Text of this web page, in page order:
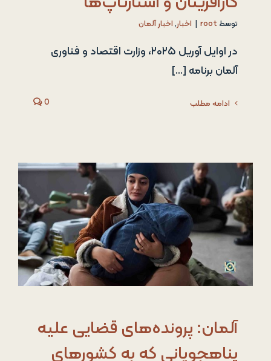
توسط root اخبار, اخبار آلمان
در اوایل آوریل ۲۰۲۵، وزارت اقتصاد و فناوری
آلمان برنامه [...]
ادامه مطلب 0
آلمان: پرونده‌های قضایی علیه
پناهجویانی که به کشورهای